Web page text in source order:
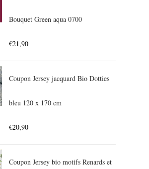
Bouquet Green aqua 0700
€21,90
Coupon Jersey jacquard Bio Dotties
bleu 120 x 170 cm
€20,90
Coupon Jersey bio motifs Renards et